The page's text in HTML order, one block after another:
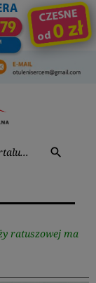
search
ratuszowej ma